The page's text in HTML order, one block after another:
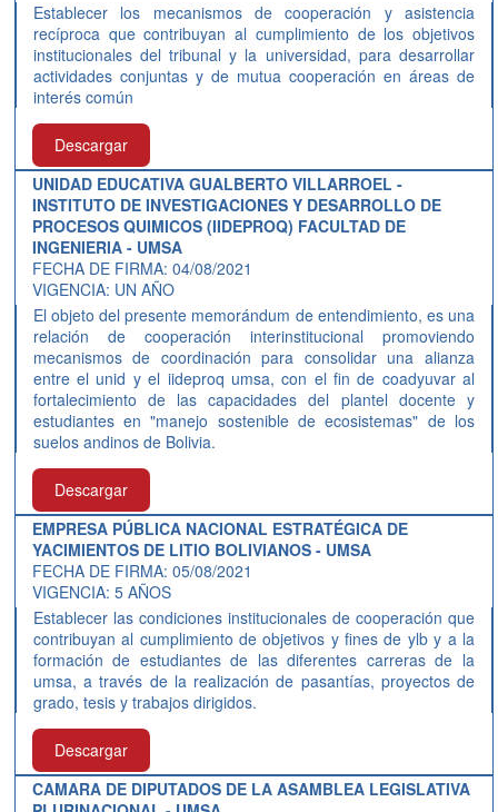
Establecer los mecanismos de cooperación y asistencia
recíproca que contribuyan al cumplimiento de los objetivos
institucionales del tribunal y la universidad, para desarrollar
actividades conjuntas y de mutua cooperación en áreas de
interés común
Descargar
UNIDAD EDUCATIVA GUALBERTO VILLARROEL -
INSTITUTO DE INVESTIGACIONES Y DESARROLLO DE
PROCESOS QUIMICOS (IIDEPROQ) FACULTAD DE
INGENIERIA - UMSA
FECHA DE FIRMA: 04/08/2021
VIGENCIA: UN AÑO
El objeto del presente memorándum de entendimiento, es una
relación de cooperación interinstitucional promoviendo
mecanismos de coordinación para consolidar una alianza
entre el unid y el iideproq umsa, con el fin de coadyuvar al
fortalecimiento de las capacidades del plantel docente y
estudiantes en "manejo sostenible de ecosistemas" de los
suelos andinos de Bolivia.
Descargar
EMPRESA PÚBLICA NACIONAL ESTRATÉGICA DE
YACIMIENTOS DE LITIO BOLIVIANOS - UMSA
FECHA DE FIRMA: 05/08/2021
VIGENCIA: 5 AÑOS
Establecer las condiciones institucionales de cooperación que
contribuyan al cumplimiento de objetivos y fines de ylb y a la
formación de estudiantes de las diferentes carreras de la
umsa, a través de la realización de pasantías, proyectos de
grado, tesis y trabajos dirigidos.
Descargar
CAMARA DE DIPUTADOS DE LA ASAMBLEA LEGISLATIVA